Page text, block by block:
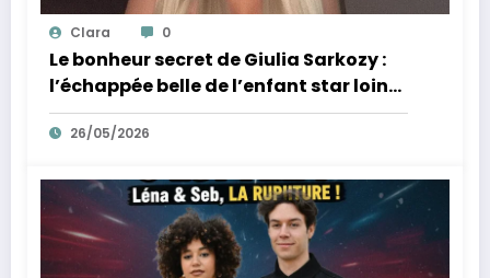
Clara 0
Le bonheur secret de Giulia Sarkozy :
l’échappée belle de l’enfant star loin
des tumultes familiaux.
26/05/2026